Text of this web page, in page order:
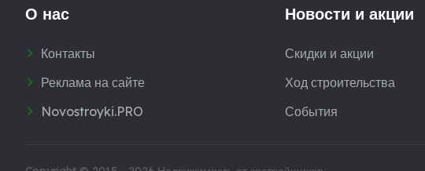
О нас
Контакты
Реклама на сайте
Novostroyki.PRO
Новости и акции
Скидки и акции
Ход строительства
События